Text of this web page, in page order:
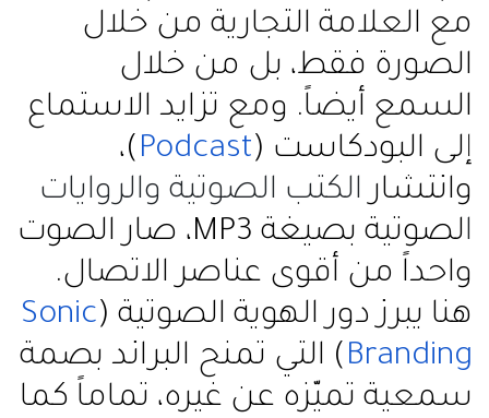
مع العلامة التجارية من خلال
الصورة فقط، بل من خلال
السمع أيضاً. ومع تزايد الاستماع
إلى البودكاست (Podcast)،
وانتشار الكتب الصوتية والروايات
ا
لصوتية بصيغة MP3، صار الصوت
واحداً من أقوى عناصر الاتصال.
هنا يبرز دور الهوية الصوتية (Sonic
Branding) التي تمنح البراند بصمة
سمعية تميّزه عن غيره، تماماً كما